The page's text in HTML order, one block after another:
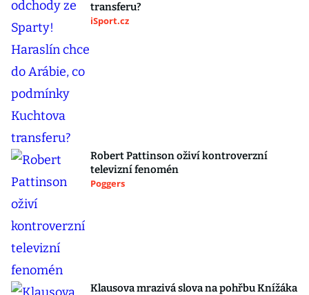
transferu?
iSport.cz
Robert Pattinson oživí kontroverzní
televizní fenomén
Poggers
Klausova mrazivá slova na pohřbu Knížáka